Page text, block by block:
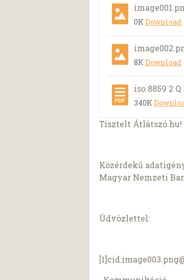
0KDownload
8KDownload
iso 8859 2
340K
Tisztelt Átlátszó.hu!
Közérdekű
Magyar Nemzeti
Üdvözlettel:
[1]cid: